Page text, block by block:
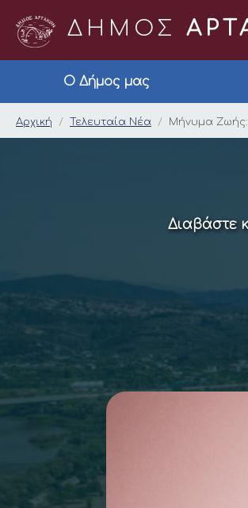
ΔΗΜΟΣ
Ο Δήμος μας
Μήνυμα Ζωής:
Αρχική Τελευταία Νέα Μήνυμα Ζωής:
Διαβάστε